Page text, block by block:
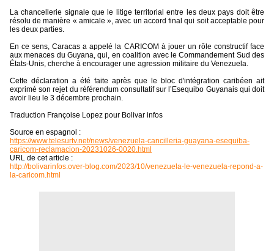
La chancellerie signale que le litige territorial entre les deux pays doit être
résolu de manière « amicale », avec un accord final qui soit acceptable pour
les deux parties.
En ce sens, Caracas a appelé la CARICOM à jouer un rôle constructif face
aux menaces du Guyana, qui, en coalition avec le Commandement Sud des
États-Unis, cherche à encourager une agression militaire du Venezuela.
Cette déclaration a été faite après que le bloc d'intégration caribéen ait
exprimé son rejet du référendum consultatif sur l’Esequibo Guyanais qui doit
avoir lieu le 3 décembre prochain.
Traduction Françoise Lopez pour Bolivar infos
Source en espagnol :
https://www.telesurtv.net/news/venezuela-cancilleria-guayana-esequiba-
caricom-reclamacion-20231026-0020.html
URL de cet article :
http://bolivarinfos.over-blog.com/2023/10/venezuela-le-venezuela-repond-a-
la-caricom.html